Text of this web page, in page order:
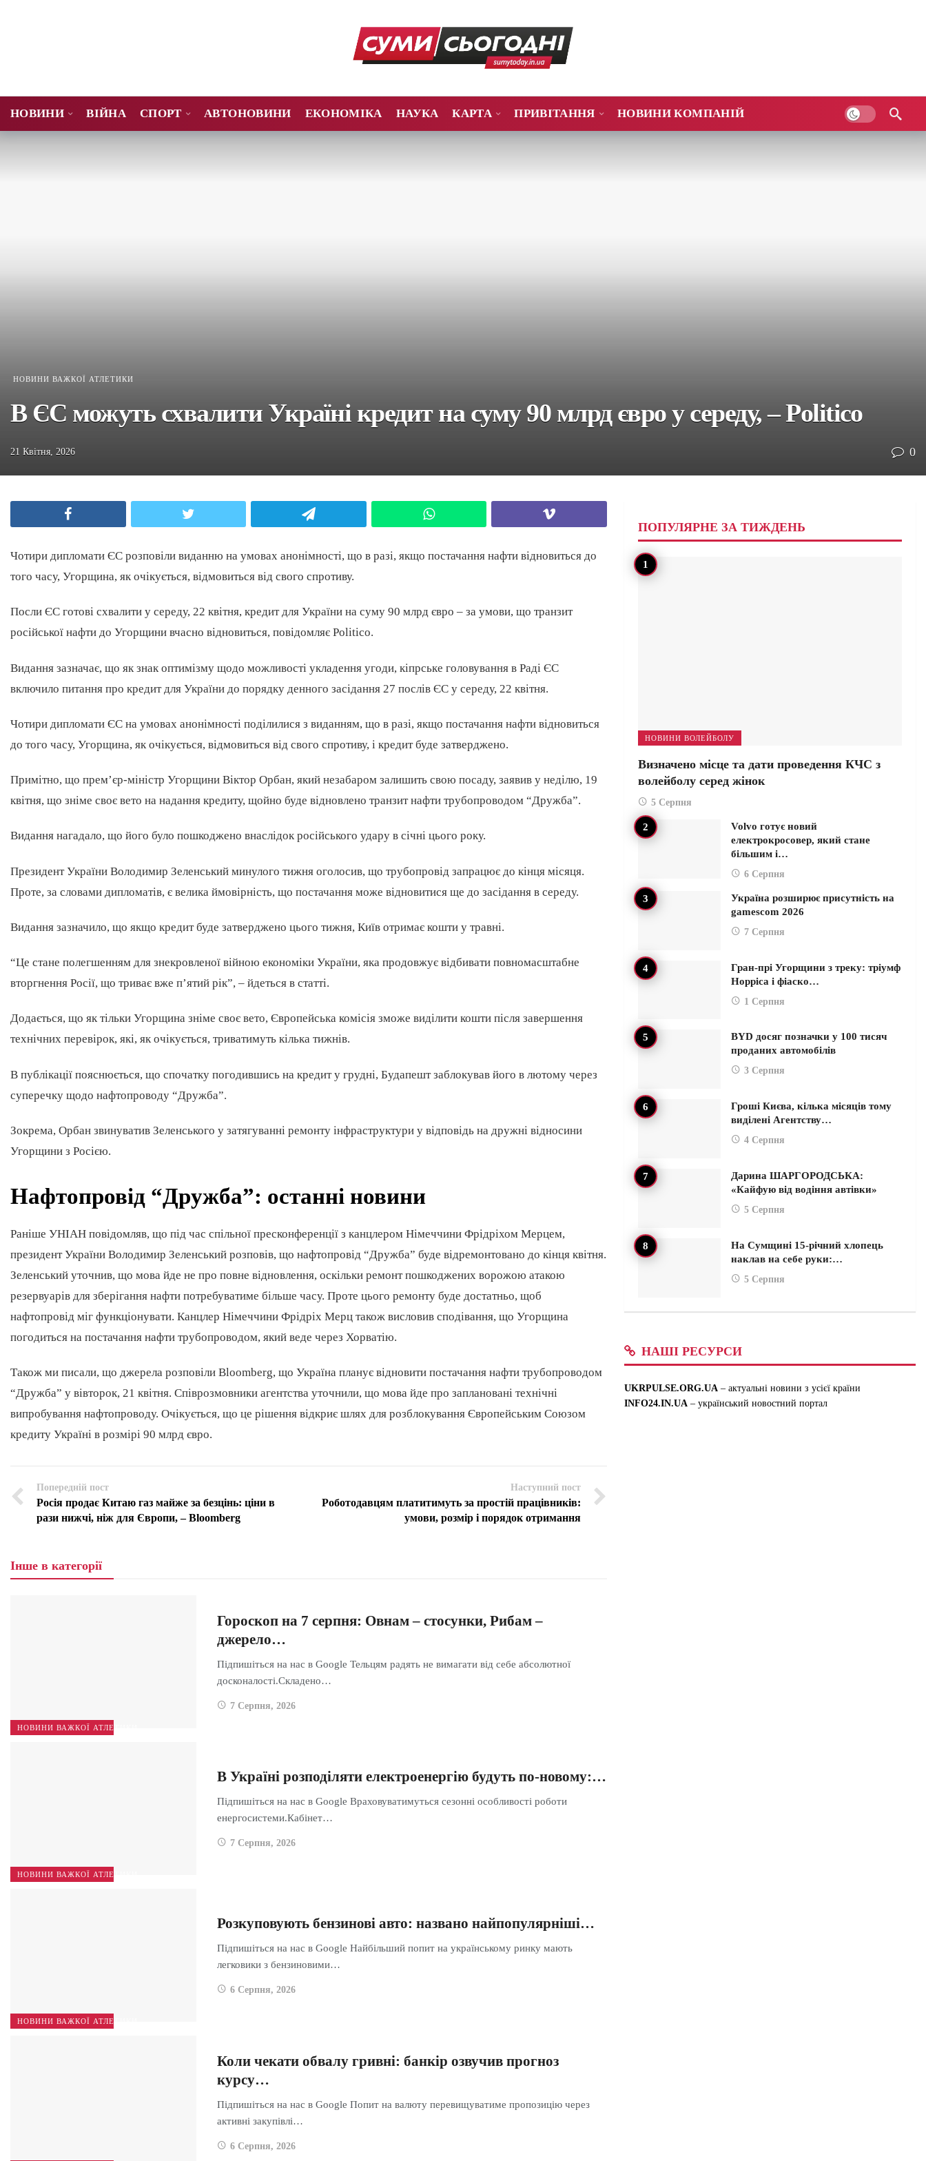
НОВИНИ ВІЙНА СПОРТ АВТОНОВИНИ ЕКОНОМІКА НАУКА КАРТА ПРИВІТАННЯ НОВИНИ КОМПАНІЙ
НОВИНИ ВАЖКОЇ АТЛЕТИКИ
В ЄС можуть схвалити Україні кредит на суму 90 млрд євро у середу, – Politico
21 Квітня, 2026 0
Чотири дипломати ЄС розповіли виданню на умовах анонімності, що в разі, якщо постачання нафти відновиться до
того часу, Угорщина, як очікується, відмовиться від свого спротиву.
Посли ЄС готові схвалити у середу, 22 квітня, кредит для України на суму 90 млрд євро – за умови, що транзит
російської нафти до Угорщини вчасно відновиться, повідомляє Politico.
Видання зазначає, що як знак оптимізму щодо можливості укладення угоди, кіпрське головування в Раді ЄС
включило питання про кредит для України до порядку денного засідання 27 послів ЄС у середу, 22 квітня.
Чотири дипломати ЄС на умовах анонімності поділилися з виданням, що в разі, якщо постачання нафти відновиться
до того часу, Угорщина, як очікується, відмовиться від свого спротиву, і кредит буде затверджено.
Примітно, що прем’єр-міністр Угорщини Віктор Орбан, який незабаром залишить свою посаду, заявив у неділю, 19
квітня, що зніме своє вето на надання кредиту, щойно буде відновлено транзит нафти трубопроводом “Дружба”.
Видання нагадало, що його було пошкоджено внаслідок російського удару в січні цього року.
Президент України Володимир Зеленський минулого тижня оголосив, що трубопровід запрацює до кінця місяця.
Проте, за словами дипломатів, є велика ймовірність, що постачання може відновитися ще до засідання в середу.
Видання зазначило, що якщо кредит буде затверджено цього тижня, Київ отримає кошти у травні.
“Це стане полегшенням для знекровленої війною економіки України, яка продовжує відбивати повномасштабне
вторгнення Росії, що триває вже п’ятий рік”, – йдеться в статті.
Додається, що як тільки Угорщина зніме своє вето, Європейська комісія зможе виділити кошти після завершення
технічних перевірок, які, як очікується, триватимуть кілька тижнів.
В публікації пояснюється, що спочатку погодившись на кредит у грудні, Будапешт заблокував його в лютому через
суперечку щодо нафтопроводу “Дружба”.
Зокрема, Орбан звинуватив Зеленського у затягуванні ремонту інфраструктури у відповідь на дружні відносини
Угорщини з Росією.
Нафтопровід “Дружба”: останні новини
Раніше УНІАН повідомляв, що під час спільної пресконференції з канцлером Німеччини Фрідріхом Мерцем,
президент України Володимир Зеленський розповів, що нафтопровід “Дружба” буде відремонтовано до кінця квітня.
Зеленський уточнив, що мова йде не про повне відновлення, оскільки ремонт пошкоджених ворожою атакою
резервуарів для зберігання нафти потребуватиме більше часу. Проте цього ремонту буде достатньо, щоб
нафтопровід міг функціонувати. Канцлер Німеччини Фрідріх Мерц також висловив сподівання, що Угорщина
погодиться на постачання нафти трубопроводом, який веде через Хорватію.
Також ми писали, що джерела розповіли Bloomberg, що Україна планує відновити постачання нафти трубопроводом
“Дружба” у вівторок, 21 квітня. Співрозмовники агентства уточнили, що мова йде про заплановані технічні
випробування нафтопроводу. Очікується, що це рішення відкриє шлях для розблокування Європейським Союзом
кредиту Україні в розмірі 90 млрд євро.
Попередній пост
Росія продає Китаю газ майже за безцінь: ціни в
рази нижчі, ніж для Європи, – Bloomberg
Наступний пост
Роботодавцям платитимуть за простій працівників:
умови, розмір і порядок отримання
Інше в категорії
НОВИНИ ВАЖКОЇ АТЛЕТИКИ
Гороскоп на 7 серпня: Овнам – стосунки, Рибам –
джерело…
Підпишіться на нас в Google Тельцям радять не вимагати від себе абсолютної
досконалості.Складено…
7 Серпня, 2026
НОВИНИ ВАЖКОЇ АТЛЕТИКИ
В Україні розподіляти електроенергію будуть по-новому:…
Підпишіться на нас в Google Враховуватимуться сезонні особливості роботи
енергосистеми.Кабінет…
7 Серпня, 2026
НОВИНИ ВАЖКОЇ АТЛЕТИКИ
Розкуповують бензинові авто: названо найпопулярніші…
Підпишіться на нас в Google Найбільший попит на українському ринку мають
легковики з бензиновими…
6 Серпня, 2026
Коли чекати обвалу гривні: банкір озвучив прогноз
курсу…
Підпишіться на нас в Google Попит на валюту перевищуватиме пропозицію через
активні закупівлі…
6 Серпня, 2026
ПОПУЛЯРНЕ ЗА ТИЖДЕНЬ
НОВИНИ ВОЛЕЙБОЛУ
Визначено місце та дати проведення КЧС з
волейболу серед жінок
5 Серпня
Volvo готує новий
електрокросовер, який стане
більшим і…
6 Серпня
Україна розширює присутність на
gamescom 2026
7 Серпня
Гран-прі Угорщини з треку: тріумф
Норріса і фіаско…
1 Серпня
BYD досяг позначки у 100 тисяч
проданих автомобілів
3 Серпня
Гроші Києва, кілька місяців тому
виділені Агентству…
4 Серпня
Дарина ШАРГОРОДСЬКА:
«Кайфую від водіння автівки»
5 Серпня
На Сумщині 15-річний хлопець
наклав на себе руки:…
5 Серпня
НАШІ РЕСУРСИ
UKRPULSE.ORG.UA – актуальні новини з усієї країни
INFO24.IN.UA – український новостний портал